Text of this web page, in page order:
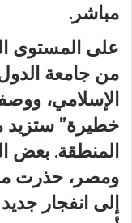
مباشر.
على المستوى
من جامعة
الإسلامي،
خطيرة” ستزيد
المنطقة. بعض
ومصر، حذرت
إلى انفجار